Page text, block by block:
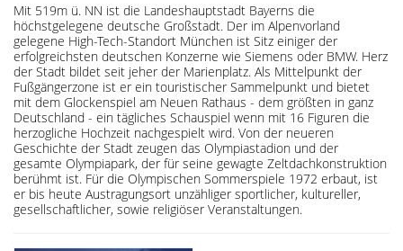
Mit 519m ü. NN ist die Landeshauptstadt Bayerns die
höchstgelegene deutsche Großstadt. Der im Alpenvorland
gelegene High-Tech-Standort München ist Sitz einiger der
erfolgreichsten deutschen Konzerne wie Siemens oder BMW. Herz
der Stadt bildet seit jeher der Marienplatz. Als Mittelpunkt der
Fußgängerzone ist er ein touristischer Sammelpunkt und bietet
mit dem Glockenspiel am Neuen Rathaus - dem größten in ganz
Deutschland - ein tägliches Schauspiel wenn mit 16 Figuren die
herzogliche Hochzeit nachgespielt wird. Von der neueren
Geschichte der Stadt zeugen das Olympiastadion und der
gesamte Olympiapark, der für seine gewagte Zeltdachkonstruktion
berühmt ist. Für die Olympischen Sommerspiele 1972 erbaut, ist
er bis heute Austragungsort unzähliger sportlicher, kultureller,
gesellschaftlicher, sowie religiöser Veranstaltungen.